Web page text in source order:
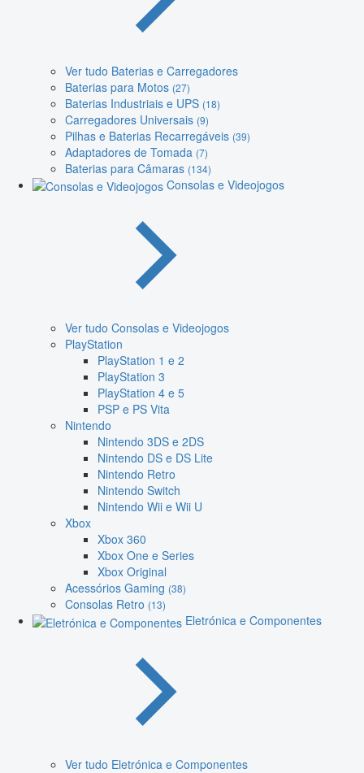
Ver tudo Baterias e Carregadores
Baterias para Motos (27)
Baterias Industriais e UPS (18)
Carregadores Universais (9)
Pilhas e Baterias Recarregáveis (39)
Adaptadores de Tomada (7)
Baterias para Câmaras (134)
Consolas e Videojogos
Ver tudo Consolas e Videojogos
PlayStation
PlayStation 1 e 2
PlayStation 3
PlayStation 4 e 5
PSP e PS Vita
Nintendo
Nintendo 3DS e 2DS
Nintendo DS e DS Lite
Nintendo Retro
Nintendo Switch
Nintendo Wii e Wii U
Xbox
Xbox 360
Xbox One e Series
Xbox Original
Acessórios Gaming (38)
Consolas Retro (13)
Eletrónica e Componentes
Ver tudo Eletrónica e Componentes